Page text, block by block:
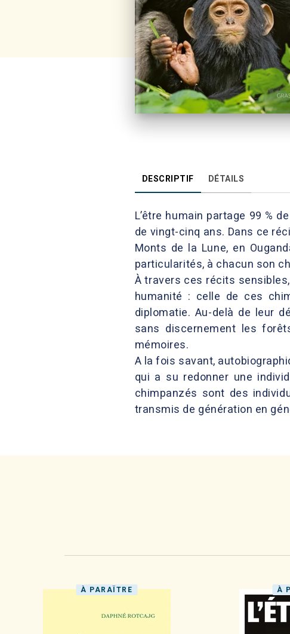
DESCRIPTIF DÉTAILS
L’être humain partage 99 %
de vingt-cinq ans. Dans ce
Monts de la Lune, en
particularités, à chacun son
À travers ces récits
humanité : celle de ces
diplomatie. Au-delà de leur
sans discernement les
mémoires.
A la fois savant,
qui a su redonner une
chimpanzés sont des
transmis de génération en
À PARAÎTRE À